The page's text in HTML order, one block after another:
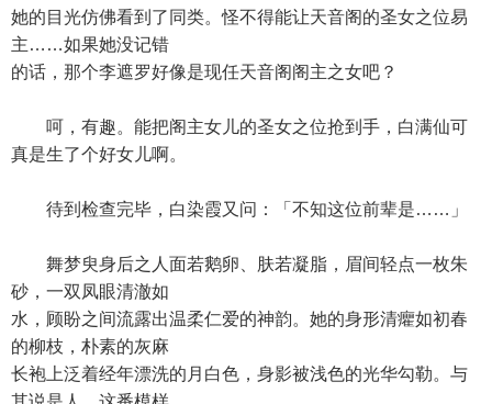
她的目光仿佛看到了同类。怪不得能让天音阁的圣女之位易
主……如果她没记错
的话，那个李遮罗好像是现任天音阁阁主之女吧？
呵，有趣。能把阁主女儿的圣女之位抢到手，白满仙可
真是生了个好女儿啊。
待到检查完毕，白染霞又问：「不知这位前辈是……」
舞梦臾身后之人面若鹅卵、肤若凝脂，眉间轻点一枚朱
砂，一双凤眼清澈如
水，顾盼之间流露出温柔仁爱的神韵。她的身形清癯如初春
的柳枝，朴素的灰麻
长袍上泛着经年漂洗的月白色，身影被浅色的光华勾勒。与